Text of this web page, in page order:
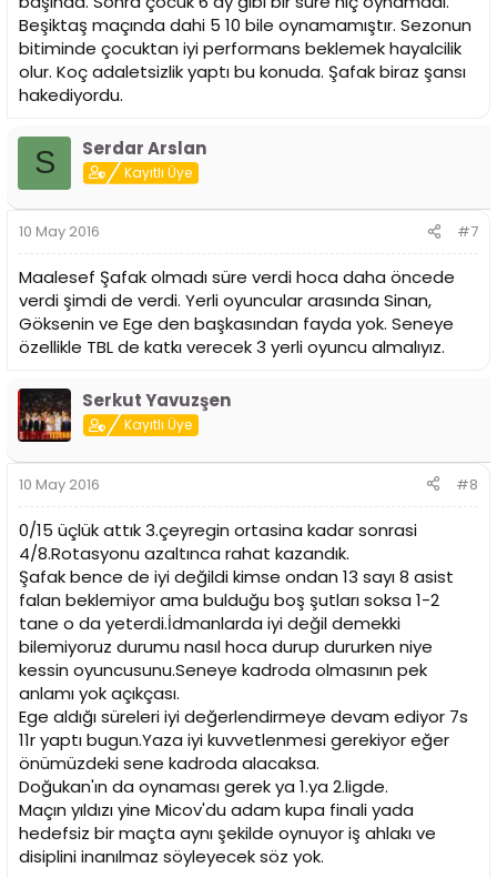
Beşiktaş maçında dahi 5 10 bile oynamamıştır. Sezonun
bitiminde çocuktan iyi performans beklemek hayalcilik
olur. Koç adaletsizlik yaptı bu konuda. Şafak biraz şansı
hakediyordu.
S Serdar Arslan
Kayıtlı Üye
10 May 2016 #7
Maalesef Şafak olmadı süre verdi hoca daha öncede
verdi şimdi de verdi. Yerli oyuncular arasında Sinan,
Göksenin ve Ege den başkasından fayda yok. Seneye
özellikle TBL de katkı verecek 3 yerli oyuncu almalıyız.
Serkut Yavuzşen
Kayıtlı Üye
10 May 2016 #8
0/15 üçlük attık 3.çeyregin ortasina kadar sonrasi
4/8.Rotasyonu azaltınca rahat kazandık.
Şafak bence de iyi değildi kimse ondan 13 sayı 8 asist
falan beklemiyor ama bulduğu boş şutları soksa 1-2
tane o da yeterdi.İdmanlarda iyi değil demekki
bilemiyoruz durumu nasıl hoca durup dururken niye
kessin oyuncusunu.Seneye kadroda olmasının pek
anlamı yok açıkçası.
Ege aldığı süreleri iyi değerlendirmeye devam ediyor 7s
11r yaptı bugun.Yaza iyi kuvvetlenmesi gerekiyor eğer
önümüzdeki sene kadroda alacaksa.
Doğukan'ın da oynaması gerek ya 1.ya 2.ligde.
Maçın yıldızı yine Micov'du adam kupa finali yada
hedefsiz bir maçta aynı şekilde oynuyor iş ahlakı ve
disiplini inanılmaz söyleyecek söz yok.